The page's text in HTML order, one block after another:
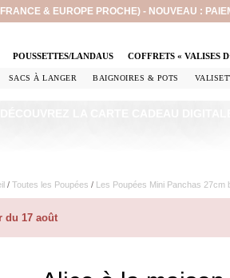
& EUROPE PROCHE) - NOUVEAU :
POUSSETTES/LANDAUS COFFRETS « VALISES
SACS À LANGER BAIGNOIRES & POTS
/ Toutes les Poupées / Les Poupées Mini Panchas 27cm
du 17 août